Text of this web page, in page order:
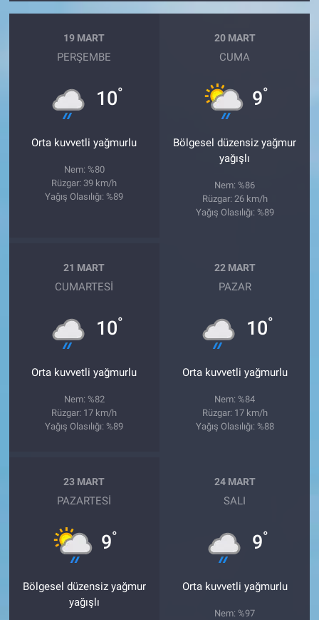
19 MART
PERŞEMBE
10°
Orta kuvvetli yağmurlu
Nem: %80
Rüzgar: 39 km/h
Yağış Olasılığı: %89
20 MART
CUMA
9°
Bölgesel düzensiz yağmur
yağışlı
Nem: %86
Rüzgar: 26 km/h
Yağış Olasılığı: %89
21 MART
CUMARTESI
10°
Orta kuvvetli yağmurlu
Nem: %82
Rüzgar: 17 km/h
Yağış Olasılığı: %89
22 MART
PAZAR
10°
Orta kuvvetli yağmurlu
Nem: %84
Rüzgar: 17 km/h
Yağış Olasılığı: %88
23 MART
PAZARTESI
9°
Bölgesel düzensiz yağmur
yağışlı
24 MART
SALI
9°
Orta kuvvetli yağmurlu
Nem: %97